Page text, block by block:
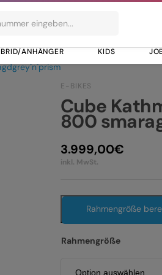
ANHÄNGER KIDS
E-BIKES
Cube
800
3.999,00€
inkl. MwSt.
Rahmengröße
Rahmengröße